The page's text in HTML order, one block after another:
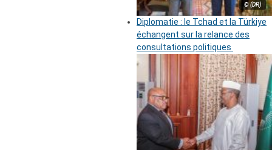
© (DR)
Diplomatie : le Tchad et la Türkiye
échangent sur la relance des
consultations politiques